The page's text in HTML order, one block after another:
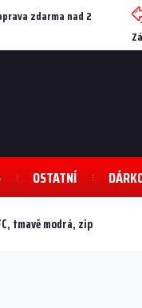
zdarma nad 2
OSTATNÍ
tmavě modrá, zip